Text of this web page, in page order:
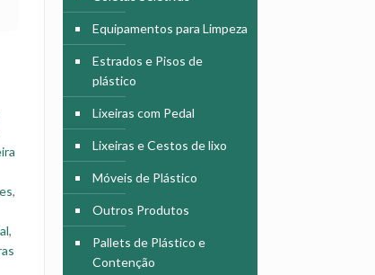
,
,
Equipamentos para Limpeza
Estrados e Pisos de
plástico
Lixeiras com Pedal
Lixeiras e Cestos de lixo
Móveis de Plástico
Outros Produtos
Pallets de Plástico e
Contenção